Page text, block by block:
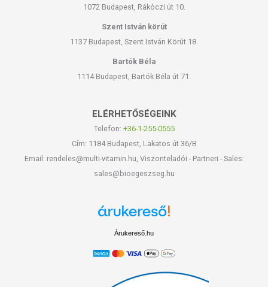
1072 Budapest, Rákóczi út 10.
Szent István körút
1137 Budapest, Szent István Körút 18.
Bartók Béla
1114 Budapest, Bartók Béla út 71.
ELÉRHETŐSÉGEINK
Telefon: +36-1-255-0555
Cím: 1184 Budapest, Lakatos út 36/B
Email: rendeles@multi-vitamin.hu, Viszonteladói - Partneri - Sales:
sales@bioegeszseg.hu
Árukereső.hu